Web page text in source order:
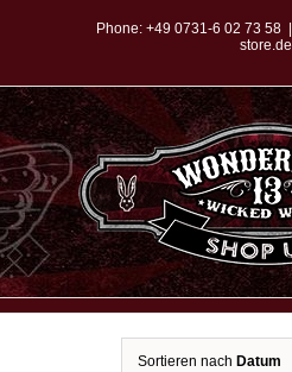
springen
Phone: +49 0731-6 02 73 58
store.de
Sortieren nach Datum